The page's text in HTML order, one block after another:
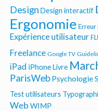
Design Design interactif
Ergonomie Erreur
Expérience utilisateur
Freelance Google TV
iPad iPhoneLivre
ParisWeb Psychologie
Test utilisateurs
Web WIMP